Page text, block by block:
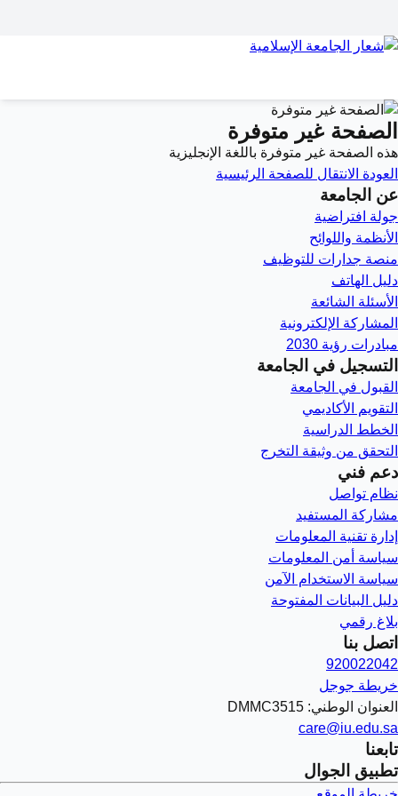
الصفحة غير متوفرة
هذه الصفحة غير متوفرة باللغة الإنجليزية
العودة الانتقال للصفحة الرئيسية
عن الجامعة
جولة افتراضية
الأنظمة واللوائح
منصة جدارات للتوظيف
دليل الهاتف
الأسئلة الشائعة
المشاركة الإلكترونية
مبادرات رؤية 2030
التسجيل في الجامعة
القبول في الجامعة
التقويم الأكاديمي
الخطط الدراسية
التحقق من وثيقة التخرج
دعم فني
نظام تواصل
مشاركة المستفيد
إدارة تقنية المعلومات
سياسة أمن المعلومات
سياسة الاستخدام الآمن
دليل البيانات المفتوحة
بلاغ رقمي
اتصل بنا
920022042
خريطة جوجل
العنوان الوطني: DMMC3515
care@iu.edu.sa
تابعنا
تطبيق الجوال